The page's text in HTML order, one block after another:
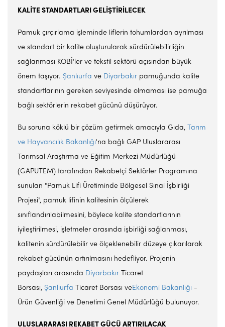
KALİTE STANDARTLARI GELİŞTİRİLECEK
Pamuk çırçırlama işleminde liflerin tohumlardan ayrılması
ve standart bir kalite oluşturularak sürdürülebilirliğin
sağlanması KOBİ'ler ve tekstil sektörü açısından büyük
önem taşıyor. Şanlıurfa ve Diyarbakır pamuğunda kalite
standartlarının gereken seviyesinde olmaması ise pamuğa
bağlı sektörlerin rekabet gücünü düşürüyor.
Bu soruna köklü bir çözüm getirmek amacıyla Gıda, Tarım
ve Hayvancılık Bakanlığı'na bağlı GAP Uluslararası
Tarımsal Araştırma ve Eğitim Merkezi Müdürlüğü
(GAPUTEM) tarafından Rekabetçi Sektörler Programına
sunulan "Pamuk Lifi Üretiminde Bölgesel Sınai İşbirliği
Projesi", pamuk lifinin kalitesinin ölçülerek
sınıflandırılabilmesini, böylece kalite standartlarının
iyileştirilmesi, işletmeler arasında işbirliği sağlanması,
kalitenin sürdürülebilir ve ölçeklenebilir düzeye çıkarılarak
rekabet gücünün artırılmasını hedefliyor. Projenin
paydaşları arasında Diyarbakır Ticaret
Borsası, Şanlıurfa Ticaret Borsası veEkonomi Bakanlığı -
Ürün Güvenliği ve Denetimi Genel Müdürlüğü bulunuyor.
ULUSLARARASI REKABET GÜCÜ ARTIRILACAK